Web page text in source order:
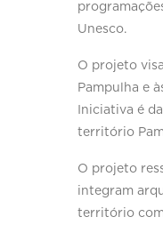
Unesco.
O projeto
Pampulha e
Iniciativa é
território
O projeto
integram
território